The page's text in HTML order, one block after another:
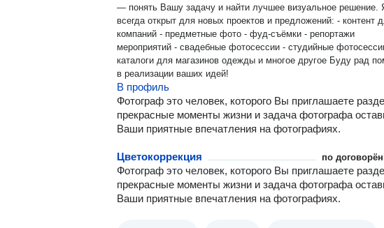
— понять Вашу задачу и найти лучшее визуальное решение. Я
всегда открыт для новых проектов и предложений: - контент для
компаний - предметные фото - фуд-съёмки - репортажи
мероприятий - свадебные фотосессии - студийные
каталоги для магазинов одежды и многое другое Буду рад помочь
в реализации ваших идей!
В профиль
Фотограф это человек, которого Вы приглашаете
прекрасные моменты жизни и задача фотографа
Ваши приятные впечатления на фотографиях.
Цветокоррекция по
Фотограф это человек, которого Вы приглашаете
прекрасные моменты жизни и задача фотографа
Ваши приятные впечатления на фотографиях.